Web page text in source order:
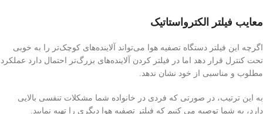
معایب فیلتر الکترواستاتیک
اگرچه این فیلتر دستگاه تصفیه هوا می‌تواند آلاینده‌های کوچک‌تر را به خوبی
تحت کنترل قرار دهد اما در فیلتر کردن آلاینده‌های بزرگ‌تر احتمال دارد عملکرد
مطلوب و مناسبی از خود نشان ندهد.
به این ترتیب، در صورتی که فردی در خانواده شما مشکلات تنفسی بالایی
دارد، به شما توصیه می کنیم که فیلتر تصفیه هوا دیگری را تهیه نمایید.